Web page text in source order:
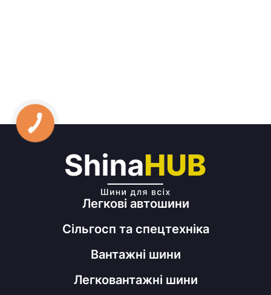
Легкові автошини
Сільгосп та спецтехніка
Вантажні шини
Легковантажні шини